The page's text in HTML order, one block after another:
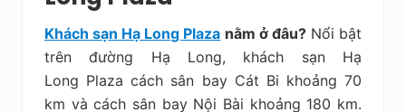
Khách sạn Hạ Long Plaza nằm ở đâu?Nổi bật
trên đường Hạ Long, khách sạn Hạ
Long Plaza cách sân bay Cát Bi khoảng 70
km và cách sân bay Nội Bài khoảng 180 km.